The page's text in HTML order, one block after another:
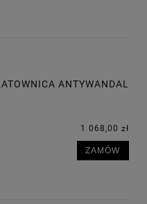
ANTYWANDAL
1 068,00 zł
ZAMÓW